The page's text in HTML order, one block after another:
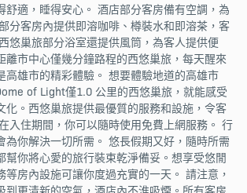
舒適，睡得安心。 酒店部分客房備有空調，為
分客房內提供即溶咖啡、樽裝水和即溶茶，客
悠巢旅部分浴室還提供風筒，為客人提供便
離市中心僅幾分鐘路程的西悠巢旅，每天醒來
高雄市的精彩體驗。 想要體驗地道的高雄市
of Light僅1.0 公里的西悠巢旅，就能感受
化。西悠巢旅提供最優質的服務和設施，令客
入住期間，你可以隨時使用免費上網服務。 行
為你解決一切所需。 悠長假期又好，隨時所需
幫你將心愛的旅行裝束乾淨備妥。想享受悠閒
等房內設施可讓你度過充實的一天。 請注意，